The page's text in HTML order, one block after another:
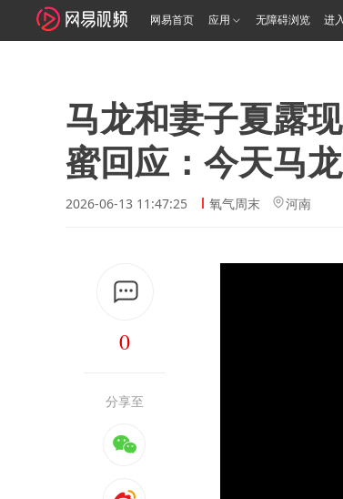
网易首页 应用 无障碍浏览 进
马龙和妻子夏露
蜜回应：今天马
2026-06-13 11:47:25 氧气周末 河南
0
分享至